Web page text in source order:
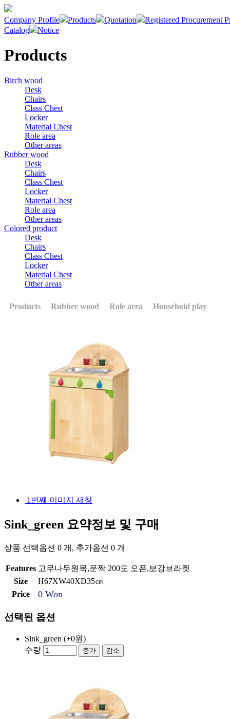
Company Profile Products Quotation
Registered Procurement
Catalog
Notice
Products
Birch wood
Desk
Chairs
Class Chest
Locker
Material Chest
Role area
Other areas
Rubber wood
Desk
Chairs
Class Chest
Locker
Material Chest
Role area
Other areas
Colored product
Desk
Chairs
Class Chest
Locker
Material Chest
Other areas
Products Rubber wood Role area Household play
1번째 이미지 새창
Sink_green 요약정보 및 구매
상품 선택옵션 0 개, 추가옵션 0 개
Features 고무나무원목,문짝 200도 오픈,보강브라켓
Size
H67XW40XD35㎝
Price
0 Won
선택된 옵션
Sink_green (+0원)
수량
증가 감소